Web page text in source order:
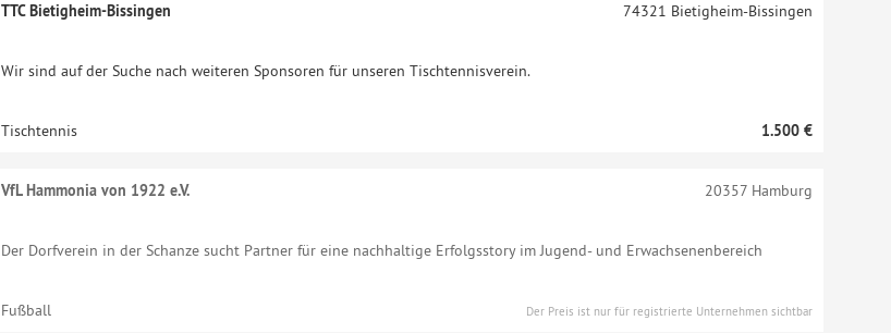
TTC Bietigheim-Bissingen
Wir sind auf der Suche nach weiteren Sponsoren für unseren Tischtennisverein.
74321 Bietigheim-Bissingen
Tischtennis 1.500 €
VfL Hammonia von 1922 e.V.
Der Dorfverein in der Schanze sucht Partner für eine nachhaltige Erfolgsstory im Jugend- und Erwachsenenbereich
20357Hamburg
Fußball Der Preis ist nur für registrierte Unternehmen sichtbar